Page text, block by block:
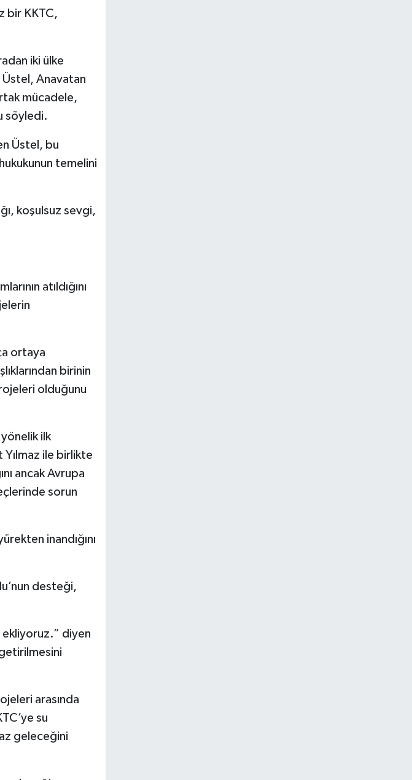
bir KKTC,
iki ülke
Anavatan
mücadele,
söyledi.
Üstel, bu
temelini
koşulsuz sevgi,
atıldığını
ortaya
birinin
olduğunu
ilk
ile birlikte
ancak Avrupa
sorun
inandığını
desteği,
ekliyoruz.” diyen
arasında
su
geleceğini